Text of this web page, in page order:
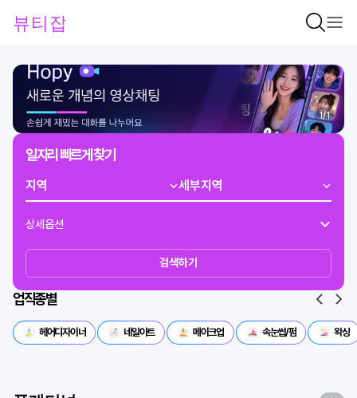
1/1
일자리 빠르게 찾기
상세옵션
검색하기
업직종별
헤어디자이너 네일아트 메이크업 속눈썹/펌 왁싱